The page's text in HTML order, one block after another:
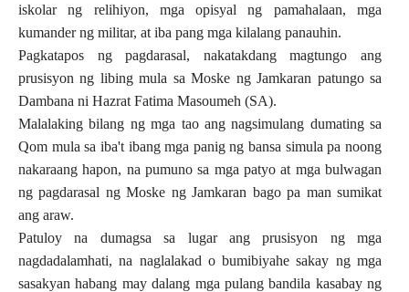
iskolar ng relihiyon, mga opisyal ng pamahalaan, mga
kumander ng militar, at iba pang mga kilalang panauhin.
Pagkatapos ng pagdarasal, nakatakdang magtungo ang
prusisyon ng libing mula sa Moske ng Jamkaran patungo sa
Dambana ni Hazrat Fatima Masoumeh (SA).
Malalaking bilang ng mga tao ang nagsimulang dumating sa
Qom mula sa iba't ibang mga panig ng bansa simula pa noong
nakaraang hapon, na pumuno sa mga patyo at mga bulwagan
ng pagdarasal ng Moske ng Jamkaran bago pa man sumikat
ang araw.
Patuloy na dumagsa sa lugar ang prusisyon ng mga
nagdadalamhati, na naglalakad o bumibiyahe sakay ng mga
sasakyan habang may dalang mga pulang bandila kasabay ng